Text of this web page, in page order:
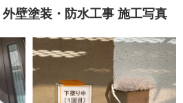
塗装・防水工事 施工写真